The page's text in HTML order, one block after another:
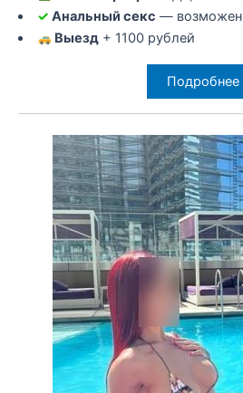
✓ Анальный секс — возможен
Выезд + 1100 рублей
Подробнее